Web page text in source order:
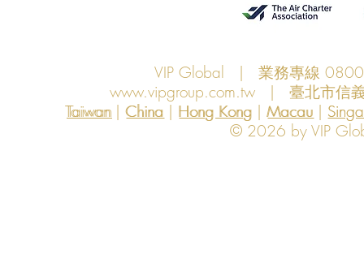
VIP Global | 業務專線
www.vipgroup.com.tw | 臺北市信
Taiwan | China | Hong Kong | Macau |
Hong Kong
China Macau
Taiwan
© 2026 by VIP